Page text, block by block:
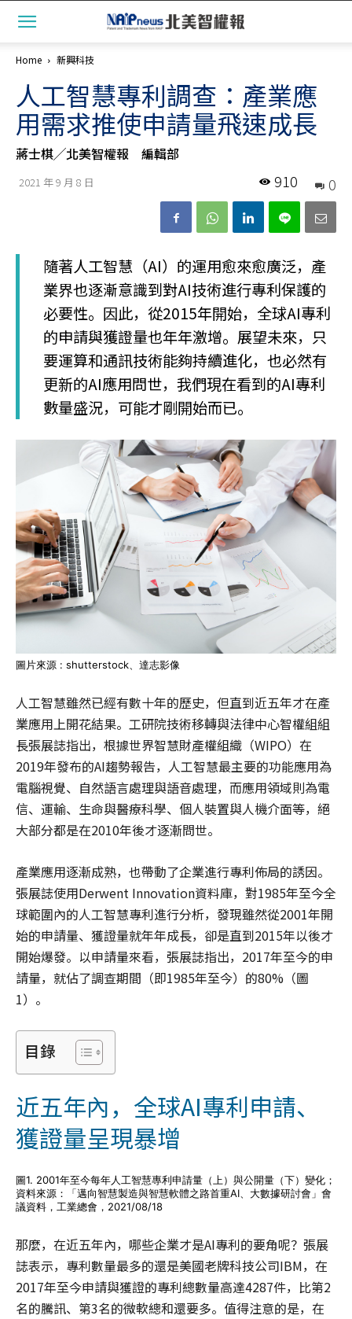
Home 新興科技
人工智慧專利調查：產業應
用需求推使申請量飛速成長
蔣士棋╱北美智權報 編輯部
2021 年 9 月 8 日 0
910
隨著人工智慧（AI）的運用愈來愈廣泛，產
業界也逐漸意識到對AI技術進行專利保護的
必要性。因此，從2015年開始，全球AI專利
的申請與獲證量也年年激增。展望未來，只
要運算和通訊技術能夠持續進化，也必然有
更新的AI應用問世，我們現在看到的AI專利
數量盛況，可能才剛開始而已。
圖片來源 : shutterstock、達志影像
人工智慧雖然已經有數十年的歷史，但直到近五年才在產
業應用上開花結果。工研院技術移轉與法律中心智權組組
長張展誌指出，根據世界智慧財產權組織（WIPO）在
2019年發布的AI趨勢報告，人工智慧最主要的功能應用為
電腦視覺、自然語言處理與語音處理，而應用領域則為電
信、運輸、生命與醫療科學、個人裝置與人機介面等，絕
大部分都是在2010年後才逐漸問世。
產業應用逐漸成熟，也帶動了企業進行專利佈局的誘因。
張展誌使用Derwent Innovation資料庫，對1985年至今全
球範圍內的人工智慧專利進行分析，發現雖然從2001年開
始的申請量、獲證量就年年成長，卻是直到2015年以後才
開始爆發。以申請量來看，張展誌指出，2017年至今的申
請量，就佔了調查期間（即1985年至今）的80%（圖
1）。
目錄
近五年內，全球AI專利申請、
獲證量呈現暴增
圖1. 2001年至今每年人工智慧專利申請量（上）與公開量（下）變化；
資料來源：「邁向智慧製造與智慧軟體之路首重AI、大數據研討會」會
議資料，工業總會，2021/08/18
那麼，在近五年內，哪些企業才是AI專利的要角呢？張展
誌表示，專利數量最多的還是美國老牌科技公司IBM，在
2017年至今申請與獲證的專利總數量高達4287件，比第2
名的騰訊、第3名的微軟總和還要多。值得注意的是，在